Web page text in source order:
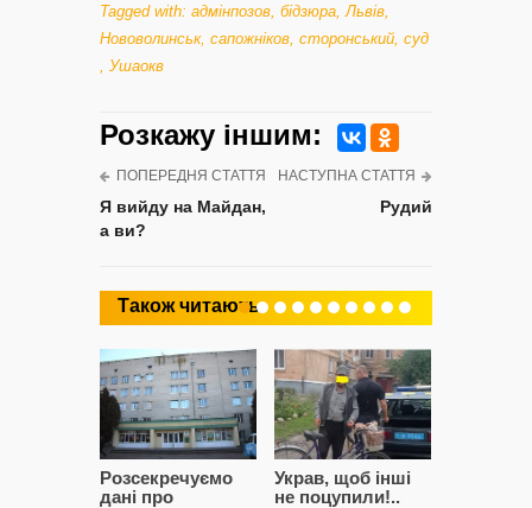
Tagged with: адмінпозов бідзюра Львів
Нововолинськ, сапожніков сторонський суд
Ушаокв
Розкажу iншим:
ПОПЕРЕДНЯ СТАТТЯ
Я вийду на Майдан,
а ви?
НАСТУПНА СТАТТЯ
Рудий
Також читають
Розсекречуємо
дані про
Украв, щоб інші
не поцупили!..